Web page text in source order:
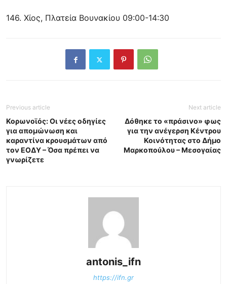
146. Χίος, Πλατεία Βουνακίου 09:00-14:30
Previous article
Κορωνοϊός: Οι νέες οδηγίες
για απομώνωση και
καραντίνα κρουσμάτων από
τον ΕΟΔΥ – Όσα πρέπει να
γνωρίζετε
Next article
Δόθηκε το «πράσινο» φως
για την ανέγερση Κέντρου
Κοινότητας στο Δήμο
Μαρκοπούλου – Μεσογαίας
antonis_ifn
https://ifn.gr